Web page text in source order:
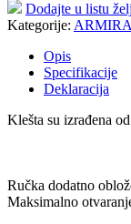
Dodajte u listu
Kategorije:
Opis
Specifikacije
Deklaracija
Klešta su izrađena
Ručka dodatno
Maksimalno